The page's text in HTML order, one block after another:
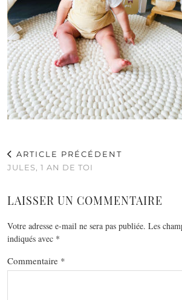
ARTICLE PRÉCÉDENT
JULES, 1 AN DE TOI
LAISSER UN COMMENTAIRE
Votre adresse e-mail ne sera pas publiée. Les
indiqués avec *
Commentaire *